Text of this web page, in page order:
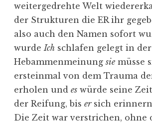
weitergedrehte Welt
der Strukturen die ER ihr
also auch den Namen sofort
wurdeIch schlafen gelegt in der
Hebammenmeinungsie müsse
ersteinmal von dem Trauma
erholen und es würde seine
der Reifung, bis ersich
Die Zeit war verstrichen, ohne